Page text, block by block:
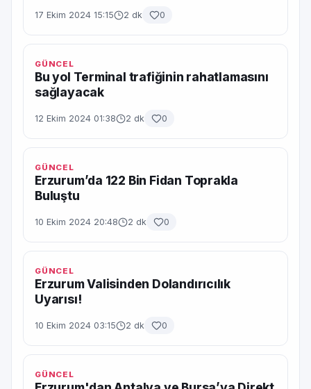
17 Ekim 2024 15:15 2 dk 0
GÜNCEL
Bu yol Terminal trafiğinin rahatlamasını
sağlayacak
12 Ekim 2024 01:38 2 dk 0
GÜNCEL
Erzurum’da 122 Bin Fidan Toprakla
Buluştu
10 Ekim 2024 20:48 2 dk 0
GÜNCEL
Erzurum Valisinden Dolandırıcılık
Uyarısı!
10 Ekim 2024 03:15 2 dk 0
GÜNCEL